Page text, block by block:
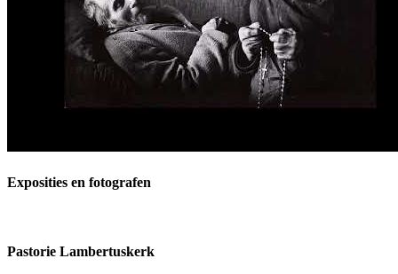
Exposities en fotografen
Pastorie Lambertuskerk